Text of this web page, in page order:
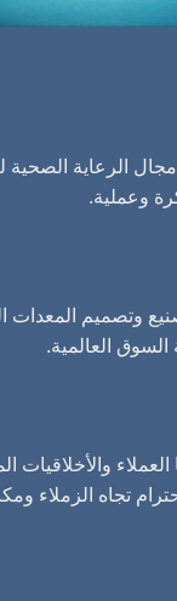
الرعاية الصحية
وعملية.
وتصميم المعدات
العالمية.
العملاء والأخلاقيات
تجاه الزملاء